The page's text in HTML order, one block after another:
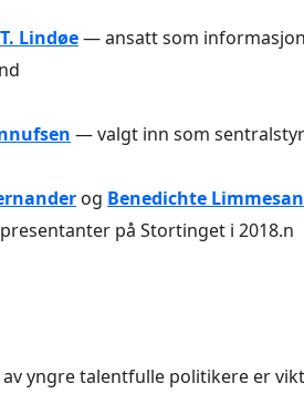
Lindøe— ansatt som
— valgt inn som
og Benedichte
på Stortinget i 2018.n
av yngre talentfulle politikere er